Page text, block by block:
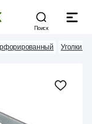
Поиск
Уголки